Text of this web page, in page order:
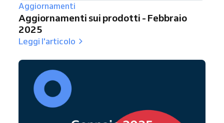
Aggiornamenti
Aggiornamenti sui prodotti - Febbraio
2025
Leggi l'articolo